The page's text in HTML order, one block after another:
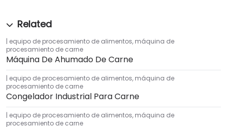
equipo de procesamiento de alimentos, máquina de
procesamiento de carne
Máquina De Ahumado De Carne
equipo de procesamiento de alimentos, máquina de
procesamiento de carne
Congelador Industrial Para Carne
equipo de procesamiento de alimentos, máquina de
procesamiento de carne